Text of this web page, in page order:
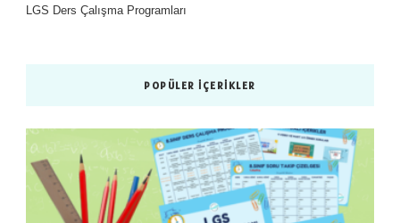
LGS Ders Çalışma Programları
POPÜLER İÇERIKLER